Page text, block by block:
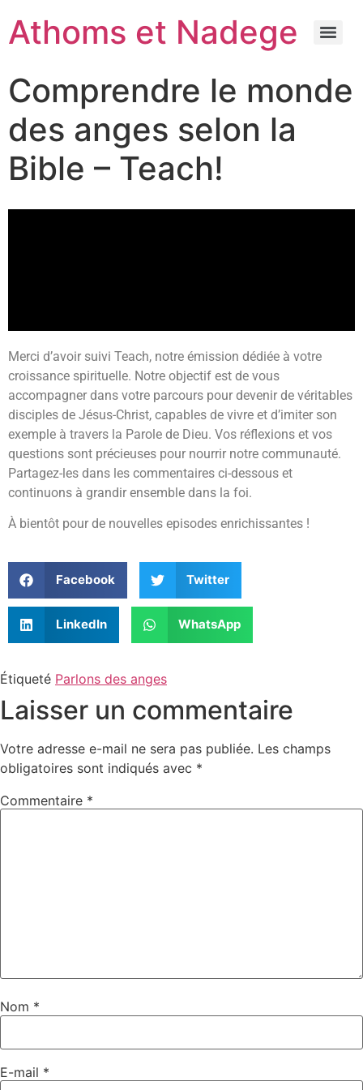
Athoms et Nadege
Comprendre le monde
des anges selon la
Bible – Teach!
Merci d’avoir suivi Teach, notre émission dédiée à votre
croissance spirituelle. Notre objectif est de vous
accompagner dans votre parcours pour devenir de véritables
disciples de Jésus-Christ, capables de vivre et d’imiter son
exemple à travers la Parole de Dieu. Vos réflexions et vos
questions sont précieuses pour nourrir notre communauté.
Partagez-les dans les commentaires ci-dessous et
continuons à grandir ensemble dans la foi.
À bientôt pour de nouvelles episodes enrichissantes !
Facebook Twitter
LinkedIn WhatsApp
Étiqueté Parlons des anges
Laisser un commentaire
Votre adresse e-mail ne sera pas publiée. Les champs
obligatoires sont indiqués avec *
Commentaire *
Nom *
E-mail *